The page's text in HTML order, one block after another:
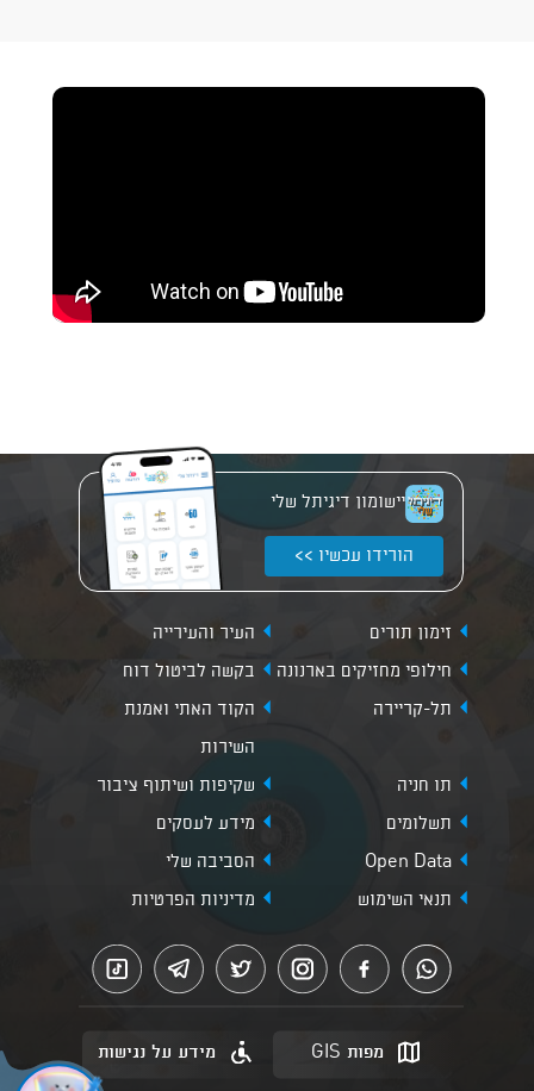
יישומון דיגיתל שלי
הורידו עכשיו >>
זימון תורים
העיר והעירייה
חילופי מחזיקים בארנונה
בקשה לביטול דוח
תל-קריירה
הקוד האתי ואמנת
השירות
תו חניה
שקיפות ושיתוף ציבור
תשלומים
מידע לעסקים
Open Data
הסביבה שלי
תנאי השימוש
מדיניות הפרטיות
מפות GIS מידע על נגישות